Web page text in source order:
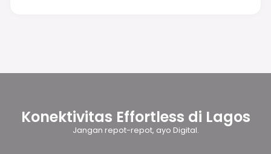
Konektivitas Effortless di Lagos
Jangan repot-repot, ayo Digital.